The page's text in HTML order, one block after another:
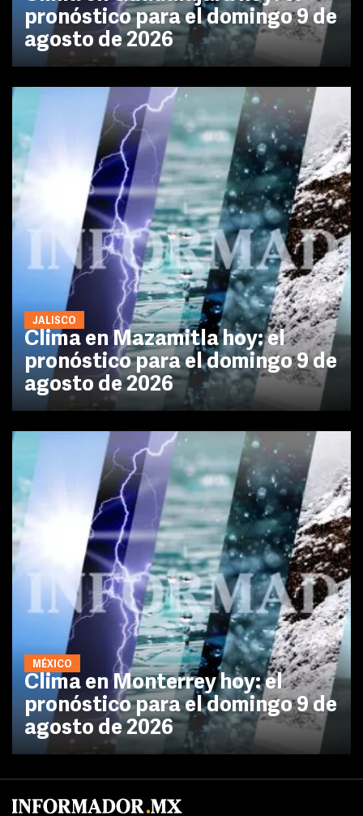
pronóstico para el domingo 9 de
agosto de 2026
JALISCO
Clima en Mazamitla hoy: el
pronóstico para el domingo 9 de
agosto de 2026
MÉXICO
Clima en Monterrey hoy: el
pronóstico para el domingo 9 de
agosto de 2026